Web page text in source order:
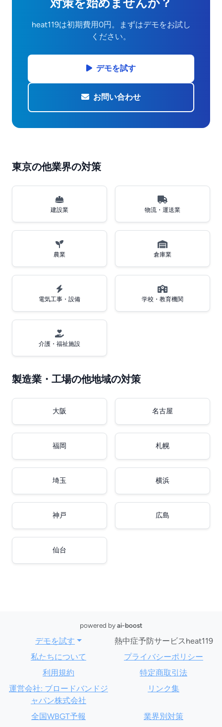
heat119は初期費用0円。まずはデモをお試し
ください。
デモを試す
お問い合わせ
東京の他業界の対策
建設業 物流・運送業
農業 倉庫業
電気工事・設備 学校・教育機関
介護・福祉施設
製造業・工場の他地域の対策
大阪 名古屋
福岡 札幌
埼玉 横浜
神戸 広島
仙台
powered byai-boost
デモを試す
熱中症予防サービスheat119
私たちについて
プライバシーポリシー
利用規約
特定商取引法
運営会社: ブロードバンドジ
ャパン株式会社
リンク集
全国WBGT予報 業界別対策